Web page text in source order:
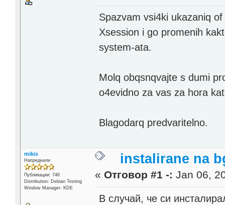
Spazvam vsi4ki ukazaniq
Xsession i go promenih
system-ata.
Molq obqsnqvajte s dumi
o4evidno za vas za hora
Blagodarq predvaritelno.
mikis
Напреднали
Публикации: 746
Distribution: Debian Testing
Window Manager: KDE
instalirane na
« Отговор #1 -: Jan 06,
В случай, че си